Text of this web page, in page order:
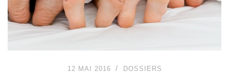
12 MAI 2016 DOSSIERS